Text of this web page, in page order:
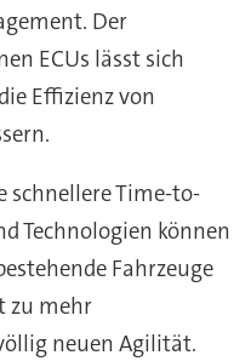
Der
ECUs lässt sich
Effizienz von
schnellere Time-to-
Technologien können
Fahrzeuge
zu mehr
neuen Agilität.